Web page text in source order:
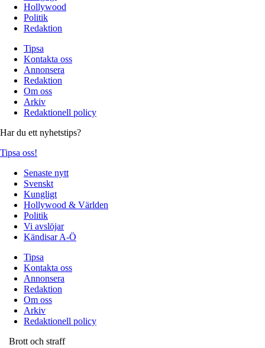
Hollywood
Politik
Redaktion
Tipsa
Kontakta oss
Annonsera
Redaktion
Om oss
Arkiv
Redaktionell policy
Har du ett nyhetstips?
Tipsa oss!
Senaste nytt
Svenskt
Kungligt
Hollywood & Världen
Politik
Vi avslöjar
Kändisar A-Ö
Tipsa
Kontakta oss
Annonsera
Redaktion
Om oss
Arkiv
Redaktionell policy
Brott och straff